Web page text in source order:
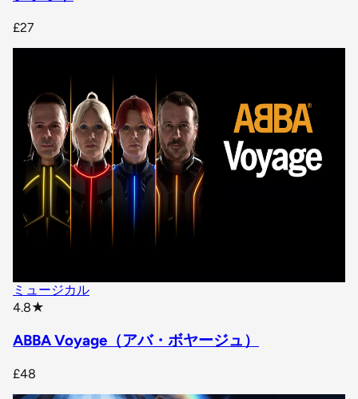
£27
ミュージカル
4.8★
ABBA Voyage（アバ・ボヤージュ）
£48